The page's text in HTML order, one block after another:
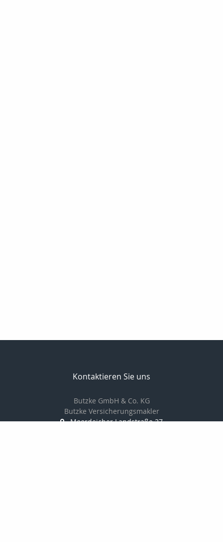
Kontaktieren Sie uns
Butzke GmbH & Co. KG
Butzke Versicherungsmakler
Moordeicher Landstraße 27